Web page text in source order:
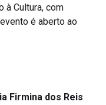
à Cultura, com
é aberto ao
Firmina dos Reis